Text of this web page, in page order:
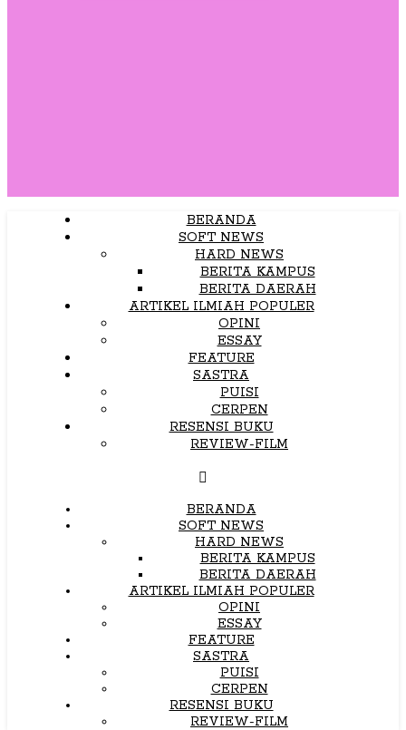
BERANDA
SOFT NEWS
HARD NEWS
BERITA KAMPUS
BERITA DAERAH
ARTIKEL ILMIAH POPULER
OPINI
ESSAY
FEATURE
SASTRA
PUISI
CERPEN
RESENSI BUKU
REVIEW-FILM
BERANDA
SOFT NEWS
HARD NEWS
BERITA KAMPUS
BERITA DAERAH
ARTIKEL ILMIAH POPULER
OPINI
ESSAY
FEATURE
SASTRA
PUISI
CERPEN
RESENSI BUKU
REVIEW-FILM